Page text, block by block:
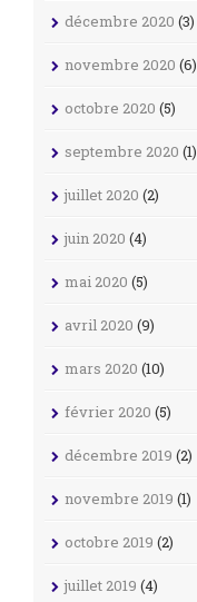
décembre 2020 (3)
novembre 2020 (6)
octobre 2020 (5)
septembre 2020 (1)
juillet 2020 (2)
juin 2020 (4)
mai 2020 (5)
avril 2020 (9)
mars 2020 (10)
février 2020 (5)
décembre 2019 (2)
novembre 2019 (1)
octobre 2019 (2)
juillet 2019 (4)